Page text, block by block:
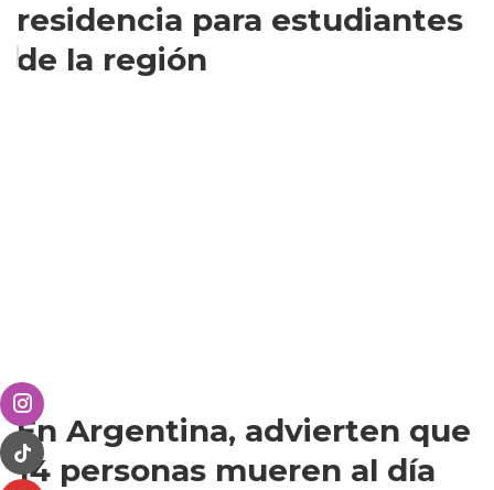
residencia para estudiantes
de la región
En Argentina, advierten que
14 personas mueren al día